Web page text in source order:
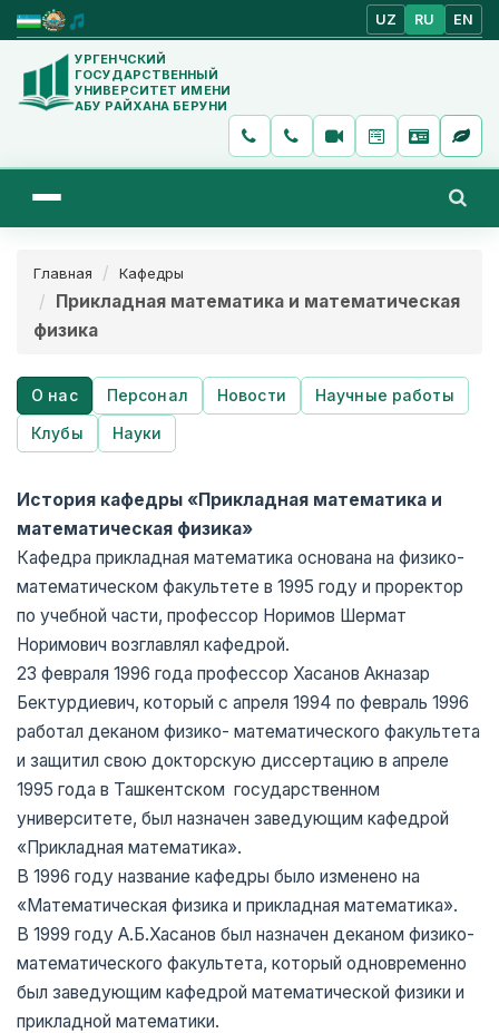
UZ RU EN
УРГЕНЧСКИЙ
ГОСУДАРСТВЕННЫЙ
УНИВЕРСИТЕТ ИМЕНИ
АБУ РАЙХАНА БЕРУНИ
Главная Кафедры
Прикладная математика и математическая
физика
О нас Персонал Новости
Научные работы
Клубы
Науки
История кафедры «Прикладная математика и
математическая физика»
Кафедра прикладная математика основана на физико-
математическом факультете в 1995 году и проректор
по учебной части, профессор Норимов Шермат
Норимович возглавлял кафедрой.
23 февраля 1996 года профессор Хасанов Акназар
Бектурдиевич, который с апреля 1994 по февраль 1996
работал деканом физико- математического факультета
и защитил свою докторскую диссертацию в апреле
1995 года в Ташкентском государственном
университете, был назначен заведующим кафедрой
«Прикладная математика».
В 1996 году название кафедры было изменено на
«Математическая физика и прикладная математика».
В 1999 году А.Б.Хасанов был назначен деканом физико-
математического факультета, который одновременно
был заведующим кафедрой математической физики и
прикладной математики.